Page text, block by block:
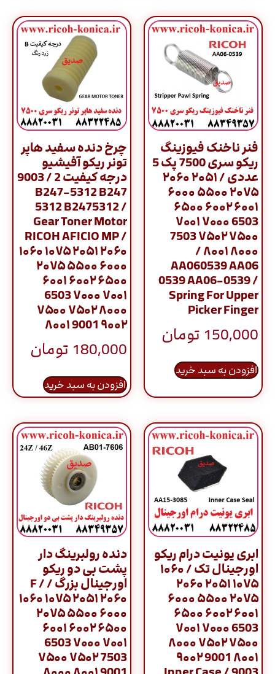
فنر ناخنک فیوزینگ
ریکو سری 7500 پک 5
عددی / ۲۰۵۱ ۲۰۶۰
۲۰۷۵ ۵۵۰۰ ۶۰۰۰
۶۰۰۱ ۶۰۰۲ ۶۵۰۰
6503 ۷۰۰۰ ۷۰۰۱
۷۵۰۰ ۷۵۰۲ 7503
۸۰۰۰ ۸۰۰۱ /
AA060539 AA06
0539 AA06-0539 /
Spring For Upper
Picker Finger
150,000 تومان
افزودن به سبد خرید
چرخ دنده سفید هاپر
تونر ریکو آفیشیو
درجه کیفیت 2 / 9003
B247-5312 B247
5312 B2475312 /
Gear Toner Motor
RICOH AFICIO MP /
۱۰۶۰ ۱۰۷۵ ۲۰۵۱ ۲۰۶۰
۲۰۷۵ ۵۵۰۰ ۶۰۰۰
۶۰۰۱ ۶۰۰۲ ۶۵۰۰
6503 ۷۰۰۰ ۷۰۰۱
۷۵۰۰ ۷۵۰۲ ۸۰۰۰
۸۰۰۱ 9001 ۹۰۰۲
180,000 تومان
افزودن به سبد خرید
ابری یونیت درام ریکو
اورجینال تک / ۱۰۶۰
۱۰۷۵ ۲۰۵۱ ۲۰۶۰
۲۰۷۵ ۵۵۰۰ ۶۰۰۰
۶۰۰۱ ۶۰۰۲ ۶۵۰۰
6503 ۷۰۰۰ ۷۰۰۱
۷۵۰۰ ۷۵۰۲ ۸۰۰۰
۸۰۰۱ 9001 ۹۰۰۲
دنده رولبرینگ دار
پشت بی دو ریکو
اورجینال بزرگ / F /
۱۰۶۰ ۱۰۷۵ ۲۰۵۱ ۲۰۶۰
۲۰۷۵ ۵۵۰۰ ۶۰۰۰
۶۰۰۱ ۶۰۰۲ ۶۵۰۰
6503 ۷۰۰۰ ۷۰۰۱
۷۵۰۰ ۷۵۰۲ 7503